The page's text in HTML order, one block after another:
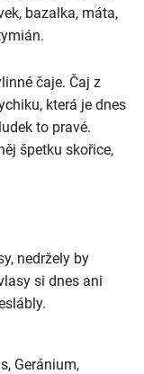
bazalka, máta,
čaje. Čaj z
která je dnes
to pravé.
špetku skořice,
nedržely by
si dnes ani
Geránium,